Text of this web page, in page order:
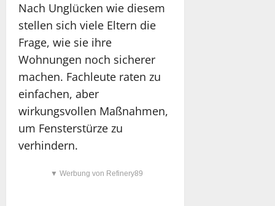
Nach Unglücken wie diesem
stellen sich viele Eltern die
Frage, wie sie ihre
Wohnungen noch sicherer
machen. Fachleute raten zu
einfachen, aber
wirkungsvollen Maßnahmen,
um Fensterstürze zu
verhindern.
▼ Werbung von Refinery89